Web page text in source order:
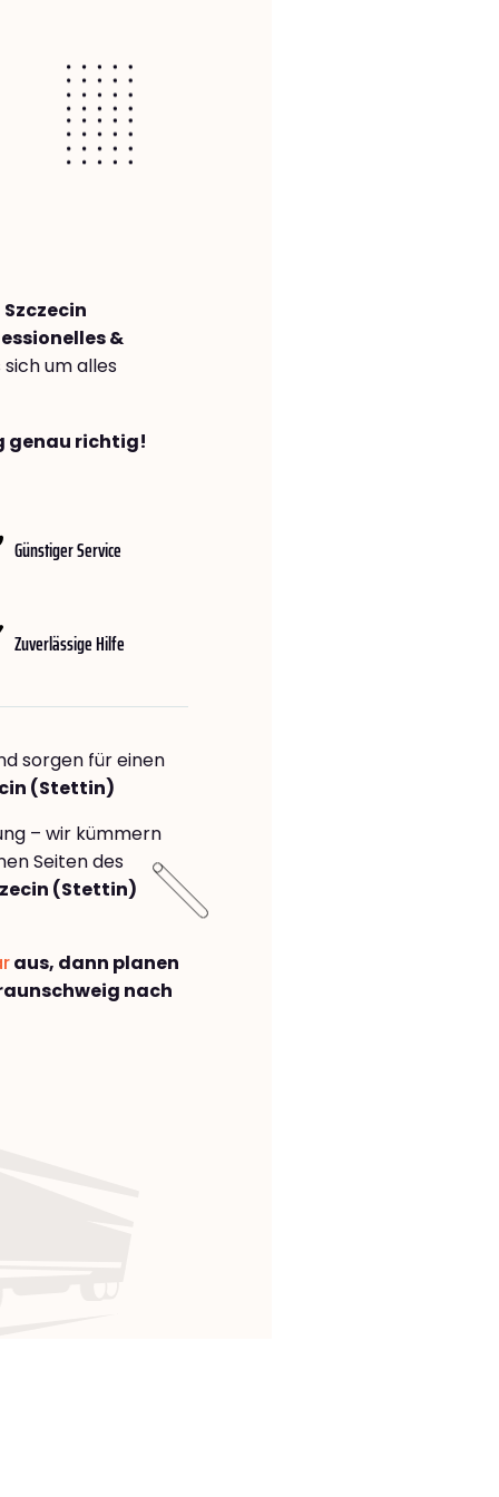
&
sich um alles
genau richtig!
Günstiger Service
Zuverlässige Hilfe
sorgen für einen
(Stettin)
– wir kümmern
Seiten des
(Stettin)
aus, dann planen
nach